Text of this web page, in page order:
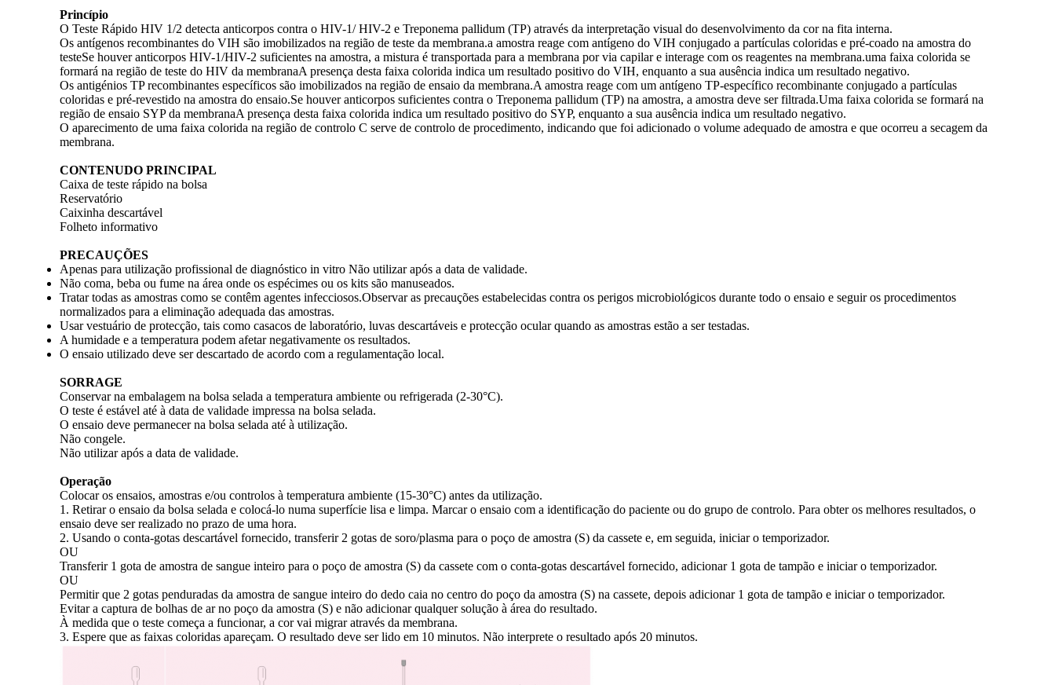
Princípio
O Teste Rápido HIV 1/2 detecta anticorpos contra o HIV-1/ HIV-2 e Treponema pallidum (TP) através da interpretação visual do desenvolvimento da cor na fita interna.
Os antígenos recombinantes do VIH são imobilizados na região de teste da membrana.a amostra reage com antígeno do VIH conjugado a partículas coloridas e pré-coado na amostra do
testeSe houver anticorpos HIV-1/HIV-2 suficientes na amostra, a mistura é transportada para a membrana por via capilar e interage com os reagentes na membrana.uma faixa colorida se
formará na região de teste do HIV da membranaA presença desta faixa colorida indica um resultado positivo do VIH, enquanto a sua ausência indica um resultado negativo.
Os antigénios TP recombinantes específicos são imobilizados na região de ensaio da membrana.A amostra reage com um antígeno TP-específico recombinante conjugado a partículas
coloridas e pré-revestido na amostra do ensaio.Se houver anticorpos suficientes contra o Treponema pallidum (TP) na amostra, a amostra deve ser filtrada.Uma faixa colorida se formará na
região de ensaio SYP da membranaA presença desta faixa colorida indica um resultado positivo do SYP, enquanto a sua ausência indica um resultado negativo.
O aparecimento de uma faixa colorida na região de controlo C serve de controlo de procedimento, indicando que foi adicionado o volume adequado de amostra e que ocorreu a secagem da
membrana.
CONTENUDO PRINCIPAL
Caixa de teste rápido na bolsa
Reservatório
Caixinha descartável
Folheto informativo
PRECAUÇÕES
Apenas para utilização profissional de diagnóstico in vitro Não utilizar após a data de validade.
Não coma, beba ou fume na área onde os espécimes ou os kits são manuseados.
Tratar todas as amostras como se contêm agentes infecciosos.Observar as precauções estabelecidas contra os perigos microbiológicos durante todo o ensaio e seguir os procedimentos
normalizados para a eliminação adequada das amostras.
Usar vestuário de protecção, tais como casacos de laboratório, luvas descartáveis e protecção ocular quando as amostras estão a ser testadas.
A humidade e a temperatura podem afetar negativamente os resultados.
O ensaio utilizado deve ser descartado de acordo com a regulamentação local.
SORRAGE
Conservar na embalagem na bolsa selada a temperatura ambiente ou refrigerada (2-30°C).
O teste é estável até à data de validade impressa na bolsa selada.
O ensaio deve permanecer na bolsa selada até à utilização.
Não congele.
Não utilizar após a data de validade.
Operação
Colocar os ensaios, amostras e/ou controlos à temperatura ambiente (15-30°C) antes da utilização.
1. Retirar o ensaio da bolsa selada e colocá-lo numa superfície lisa e limpa. Marcar o ensaio com a identificação do paciente ou do grupo de controlo. Para obter os melhores resultados, o
ensaio deve ser realizado no prazo de uma hora.
2. Usando o conta-gotas descartável fornecido, transferir 2 gotas de soro/plasma para o poço de amostra (S) da cassete e, em seguida, iniciar o temporizador.
OU
Transferir 1 gota de amostra de sangue inteiro para o poço de amostra (S) da cassete com o conta-gotas descartável fornecido, adicionar 1 gota de tampão e iniciar o temporizador.
OU
Permitir que 2 gotas penduradas da amostra de sangue inteiro do dedo caia no centro do poço da amostra (S) na cassete, depois adicionar 1 gota de tampão e iniciar o temporizador.
Evitar a captura de bolhas de ar no poço da amostra (S) e não adicionar qualquer solução à área do resultado.
À medida que o teste começa a funcionar, a cor vai migrar através da membrana.
3. Espere que as faixas coloridas apareçam. O resultado deve ser lido em 10 minutos. Não interprete o resultado após 20 minutos.